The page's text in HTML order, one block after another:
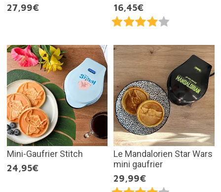
27,99€
16,45€
Mini-Gaufrier Stitch
24,95€
Le Mandalorien Star Wars
mini gaufrier
29,99€